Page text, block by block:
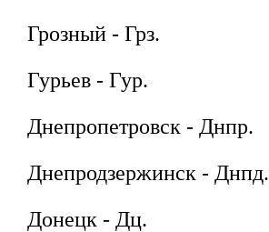
Грозный - Грз.
Гурьев - Гур.
Днепропетровск - Днпр.
Днепродзержинск - Днпд.
Донецк - Дц.